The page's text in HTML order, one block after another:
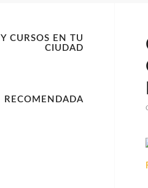
CURSOS EN TU
CIUDAD
RECOMENDADA